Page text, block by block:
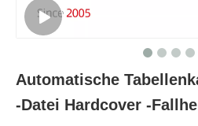
Automatische
-Datei Hardcover -